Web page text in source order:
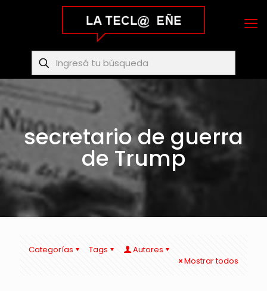
secretario de guerra
de Trump
Categorías Tags
Autores
Mostrar todos